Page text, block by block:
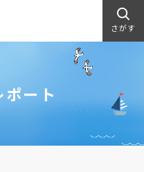
さがす
ート